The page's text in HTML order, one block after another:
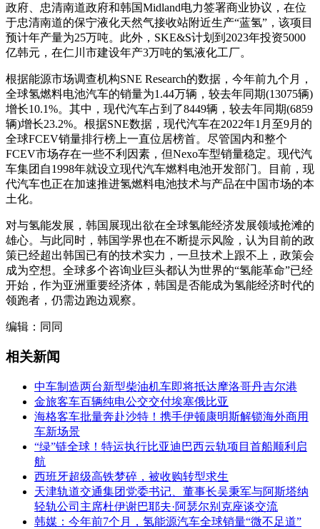
政府、忠清南道政府和韩国Midland电力签署商业协议，在位
于忠清南道的保宁液化天然气接收站附近生产“蓝氢”，该项目
预计年产量为25万吨。此外，SKE&S计划到2023年投资5000
亿韩元，在仁川市建设年产3万吨的氢液化工厂。
根据能源市场调查机构SNE Research的数据，今年前九个月，
全球氢燃料电池汽车的销量为1.44万辆，较去年同期(13075辆)
增长10.1%。其中，现代汽车占到了8449辆，较去年同期(6859
辆)增长23.2%。根据SNE数据，现代汽车在2022年1月至9月的
全球FCEV销量排行榜上一直位居榜首。尽管国内和整个
FCEV市场存在一些不利因素，但Nexo车型销量稳定。现代汽
车集团自1998年就设立现代汽车燃料电池开发部门。目前，现
代汽车也正在加速推进氢燃料电池技术与产品在中国市场的本
土化。
对与氢能发展，韩国展现出欲在全球氢能经济发展领域抢滩的
雄心。与此同时，韩国学界也在不断提示风险，认为目前的政
策已经超出韩国已有的技术实力，一旦技术上跟不上，政策会
成为空想。全球多个咨询业巨头都认为世界的“氢能革命”已经
开始，作为亚洲重要经济体，韩国是否能成为氢能经济时代的
领跑者，仍需边跑边观察。
编辑：同同
相关新闻
中车制造两台新型柴油机车即将抵达摩洛哥丹吉尔港
金旅客车百辆纯电公交交付埃塞俄比亚
海格客车批量奔赴沙特！携手伊顿康明斯解锁海外商用
车新场景
“绿”链全球！特运执行比亚迪巴西云轨项目首船顺利启
航
西班牙超级高铁梦碎，被收购转型求生
天津轨道交通集团党委书记、董事长吴秉军与阿斯塔纳
轻轨公司主席杜伊谢巴耶夫·阿瑟尔别克座谈交流
韩媒：今年前7个月，氢能源汽车全球销量“微不足道”